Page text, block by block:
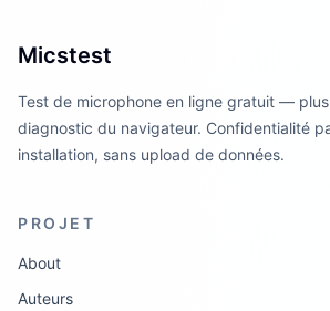
Micstest
Test de microphone en ligne gratuit —
diagnostic du navigateur. Confidentialité
installation, sans upload de données.
PROJET
About
Auteurs